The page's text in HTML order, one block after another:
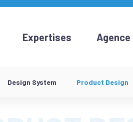
Expertises Agence
Design System Product Design